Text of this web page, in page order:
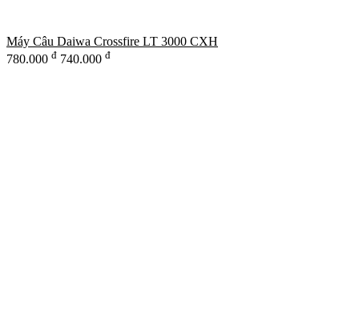
Máy Câu Daiwa Crossfire LT 3000 CXH
780.000 đ 740.000 đ